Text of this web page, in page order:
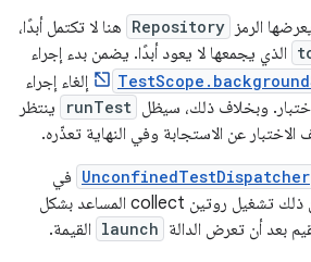
الرمز Repository هنا لا تكتمل أبدًا،
الذي يجمعها لا يعود أبدًا. يضمن بدء إجراء
إلغاء إجراء
وبخلاف ذلك، سيظل runTest
ينتظر
الاختبار عن الاستجابة وفي النهاية تعذّره.
UnconfinedTestDispatcher في
روتين التجميع هنا. يضمن ذلك تشغيل روتين collect المساعد بشكل
بعد أن تعرض الدالة launch القيمة.